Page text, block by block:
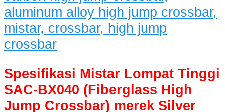
Spesifikasi Mistar Lompat Tinggi
SAC-BX040 (Fiberglass High
Jump Crossbar) merek Silver